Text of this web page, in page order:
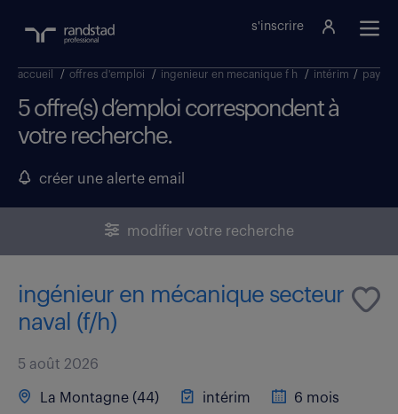
s'inscrire
accueil / offres d'emploi / ingenieur en mecanique f h / intérim / pays
5 offre(s) d’emploi correspondent à
votre recherche.
créer une alerte email
modifier votre recherche
ingénieur en mécanique secteur
naval (f/h)
5 août 2026
La Montagne (44) intérim
6 mois